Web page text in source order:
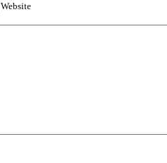
Website